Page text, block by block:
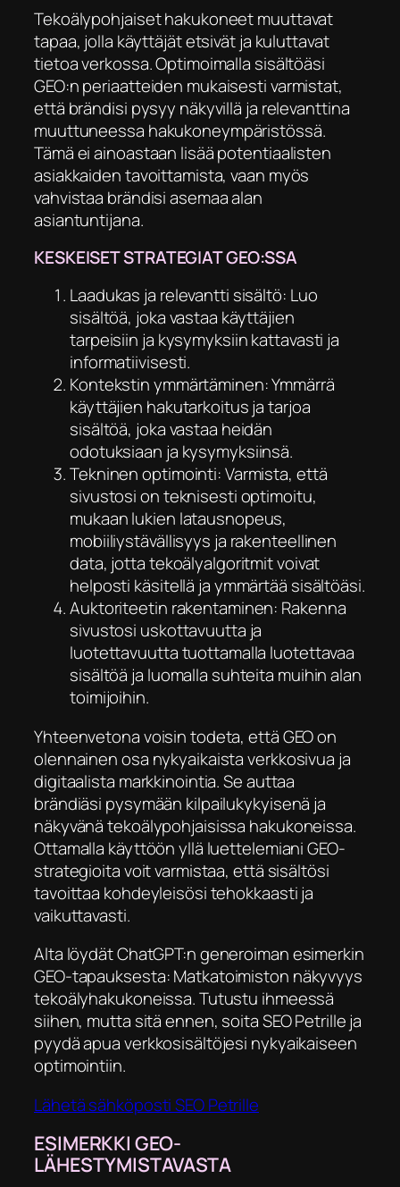
Tekoälypohjaiset hakukoneet muuttavat
tapaa, jolla käyttäjät etsivät ja kuluttavat
tietoa verkossa. Optimoimalla sisältöäsi
GEO:n periaatteiden mukaisesti varmistat,
että brändisi pysyy näkyvillä ja relevanttina
muuttuneessa hakukoneympäristössä.
Tämä ei ainoastaan lisää potentiaalisten
asiakkaiden tavoittamista, vaan myös
vahvistaa brändisi asemaa alan
asiantuntijana.
KESKEISET STRATEGIAT GEO:SSA
Laadukas ja relevantti sisältö: Luo
sisältöä, joka vastaa käyttäjien
tarpeisiin ja kysymyksiin kattavasti ja
informatiivisesti.
Kontekstin ymmärtäminen: Ymmärrä
käyttäjien hakutarkoitus ja tarjoa
sisältöä, joka vastaa heidän
odotuksiaan ja kysymyksiinsä.
Tekninen optimointi: Varmista, että
sivustosi on teknisesti optimoitu,
mukaan lukien latausnopeus,
mobiiliystävällisyys ja rakenteellinen
data, jotta tekoälyalgoritmit voivat
helposti käsitellä ja ymmärtää sisältöäsi.
Auktoriteetin rakentaminen: Rakenna
sivustosi uskottavuutta ja
luotettavuutta tuottamalla luotettavaa
sisältöä ja luomalla suhteita muihin alan
toimijoihin.
Yhteenvetona voisin todeta, että GEO on
olennainen osa nykyaikaista verkkosivua ja
digitaalista markkinointia. Se auttaa
brändiäsi pysymään kilpailukykyisenä ja
näkyvänä tekoälypohjaisissa hakukoneissa.
Ottamalla käyttöön yllä luettelemiani GEO-
strategioita voit varmistaa, että sisältösi
tavoittaa kohdeyleisösi tehokkaasti ja
vaikuttavasti.
Alta löydät ChatGPT:n generoiman esimerkin
GEO-tapauksesta: Matkatoimiston näkyvyys
tekoälyhakukoneissa. Tutustu ihmeessä
siihen, mutta sitä ennen, soita SEO Petrille ja
pyydä apua verkkosisältöjesi nykyaikaiseen
optimointiin.
Lähetä sähköposti SEO Petrille
ESIMERKKI GEO-
LÄHESTYMISTAVASTA